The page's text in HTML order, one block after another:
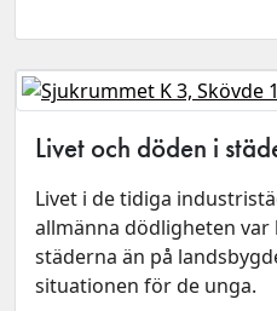
Livet och döden i
Livet i de tidiga
allmänna dödligheten
städerna än på
situationen för de unga.